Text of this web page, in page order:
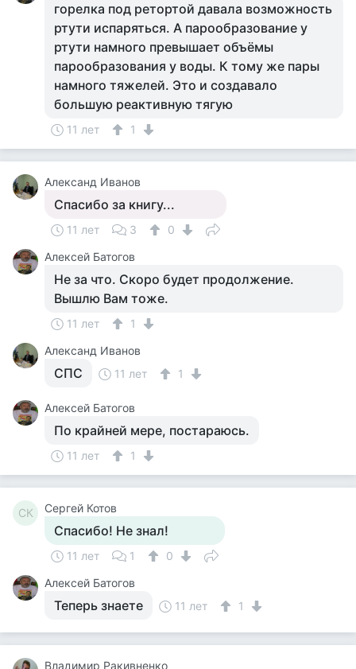
горелка под ретортой давала возможность
ртути испаряться. А парообразование у
ртути намного превышает объёмы
парообразования у воды. К тому же пары
намного тяжелей. Это и создавало
большую реактивную тягую
11 лет 1
Александ Иванов
Спасибо за книгу...
11 лет 3
0
Алексей Батогов
Не за что. Скоро будет продолжение.
Вышлю Вам тоже.
11 лет
1
Александ Иванов
СПС 11 лет 1
Алексей Батогов
По крайней мере, постараюсь.
11 лет 1
СК Сергей Котов
Спасибо! Не знал!
11 лет 1
0
Алексей Батогов
Теперь знаете 11 лет 1
Владимир Ракивненко